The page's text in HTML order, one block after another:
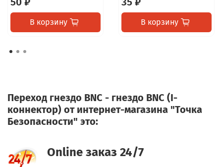
В корзину В корзину
Переход гнездо BNC - гнездо BNC (I-
коннектор) от интернет-магазина "Точка
Безопасности" это:
Online заказ 24/7